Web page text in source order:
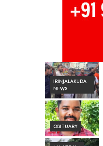
IRINJALAKUDA
NEWS
OBITUARY